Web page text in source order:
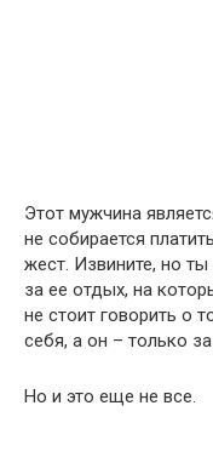
Этот мужчина
не собирается
жест. Извините, но ты
за ее отдых, на
не стоит говорить о
себя, а он – только
Но и это еще не все.